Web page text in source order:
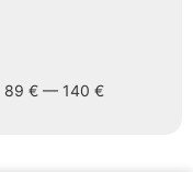
89 € — 140 €